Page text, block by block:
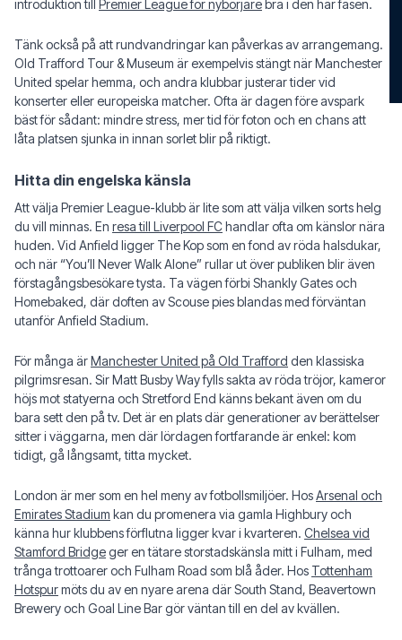
introduktion till Premier League för nybörjarebra i den här fasen.
Tänk också på att rundvandringar kan påverkas av arrangemang.
Old Trafford Tour & Museum är exempelvis stängt när Manchester
United spelar hemma, och andra klubbar justerar tider vid
konserter eller europeiska matcher. Ofta är dagen före avspark
bäst för sådant: mindre stress, mer tid för foton och en chans att
låta platsen sjunka in innan sorlet blir på riktigt.
Hitta din engelska känsla
Att välja Premier League-klubb är lite som att välja vilken sorts helg
du vill minnas. En resa till Liverpool FChandlar ofta om känslor nära
huden. Vid Anfield ligger The Kop som en fond av röda halsdukar,
och när “You’ll Never Walk Alone” rullar ut över publiken blir även
förstagångsbesökare tysta. Ta vägen förbi Shankly Gates och
Homebaked, där doften av Scouse pies blandas med förväntan
utanför Anfield Stadium.
För många ärManchester United på Old Trafford den klassiska
pilgrimsresan. Sir Matt Busby Way fylls sakta av röda tröjor, kameror
höjs mot statyerna och Stretford End känns bekant även om du
bara sett den på tv. Det är en plats där generationer av berättelser
sitter i väggarna, men där lördagen fortfarande är enkel: kom
tidigt, gå långsamt, titta mycket.
London är mer som en hel meny av fotbollsmiljöer. HosArsenal och
Emirates Stadium kan du promenera via gamla Highbury och
känna hur klubbens förflutna ligger kvar i kvarteren. Chelsea vid
Stamford Bridgeger en tätare storstadskänsla mitt i Fulham, med
trånga trottoarer och Fulham Road som blå åder. Hos Tottenham
Hotspurmöts du av en nyare arena där South Stand, Beavertown
Brewery och Goal Line Bar gör väntan till en del av kvällen.